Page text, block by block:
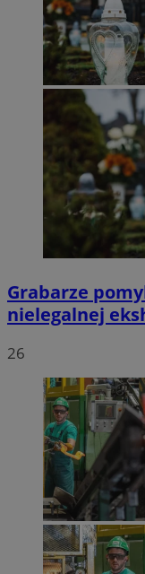
Grabarze
nielegalnej
26